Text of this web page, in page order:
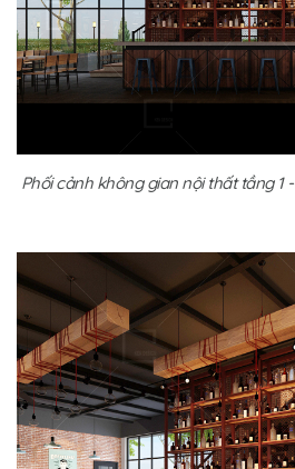
Phối cảnh không gian nội thất tầng 1 -